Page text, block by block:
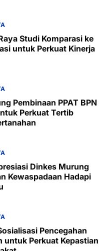
Studi Komparasi ke
untuk Perkuat Kinerja
Pembinaan PPAT BPN
Perkuat Tertib
Dinkes Murung
Kewaspadaan Hadapi
Pencegahan
untuk Perkuat Kepastian